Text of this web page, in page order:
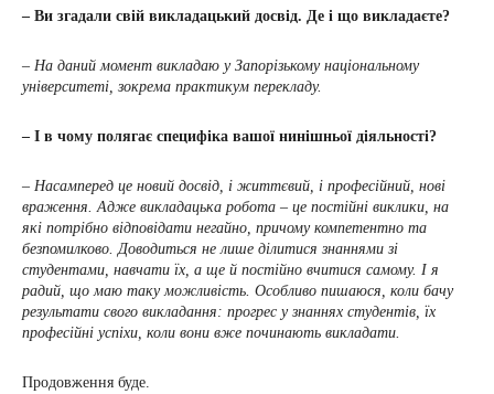
– Ви згадали свій викладацький досвід. Де і що викладаєте?
– На даний момент викладаю у Запорізькому національному
університеті, зокрема практикум перекладу.
– І в чому полягає специфіка вашої нинішньої діяльності?
– Насамперед це новий досвід, і життєвий, і професійний, нові
враження. Адже викладацька робота – це постійні виклики, на
які потрібно відповідати негайно, причому компетентно та
безпомилково. Доводиться не лише ділитися знаннями зі
студентами, навчати їх, а ще й постійно вчитися самому. І я
радий, що маю таку можливість. Особливо пишаюся, коли бачу
результати свого викладання: прогрес у знаннях студентів, їх
професійні успіхи, коли вони вже починають викладати.
Продовження буде.